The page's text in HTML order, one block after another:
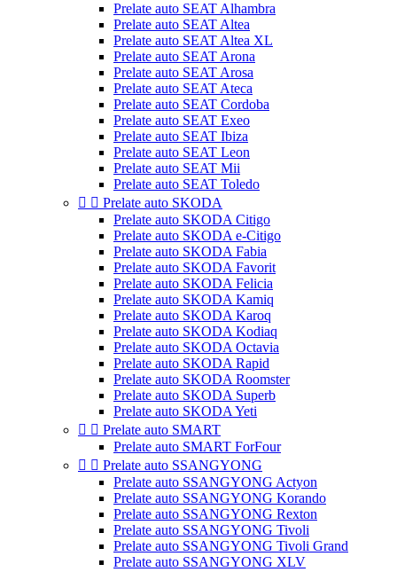
Prelate auto SEAT Alhambra
Prelate auto SEAT Altea
Prelate auto SEAT Altea XL
Prelate auto SEAT Arona
Prelate auto SEAT Arosa
Prelate auto SEAT Ateca
Prelate auto SEAT Cordoba
Prelate auto SEAT Exeo
Prelate auto SEAT Ibiza
Prelate auto SEAT Leon
Prelate auto SEAT Mii
Prelate auto SEAT Toledo
  Prelate auto SKODA
Prelate auto SKODA Citigo
Prelate auto SKODA e-Citigo
Prelate auto SKODA Fabia
Prelate auto SKODA Favorit
Prelate auto SKODA Felicia
Prelate auto SKODA Kamiq
Prelate auto SKODA Karoq
Prelate auto SKODA Kodiaq
Prelate auto SKODA Octavia
Prelate auto SKODA Rapid
Prelate auto SKODA Roomster
Prelate auto SKODA Superb
Prelate auto SKODA Yeti
  Prelate auto SMART
Prelate auto SMART ForFour
  Prelate auto SSANGYONG
Prelate auto SSANGYONG Actyon
Prelate auto SSANGYONG Korando
Prelate auto SSANGYONG Rexton
Prelate auto SSANGYONG Tivoli
Prelate auto SSANGYONG Tivoli Grand
Prelate auto SSANGYONG XLV